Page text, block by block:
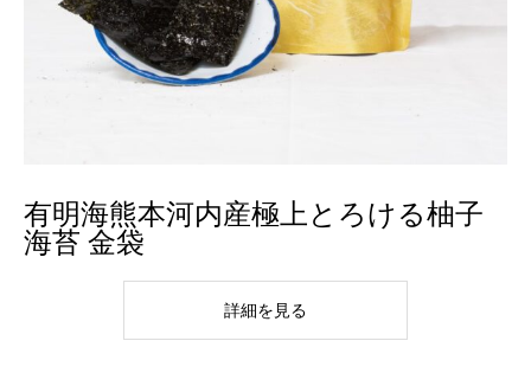
有明海熊本河内産極上とろける柚子
海苔 金袋
詳細を見る